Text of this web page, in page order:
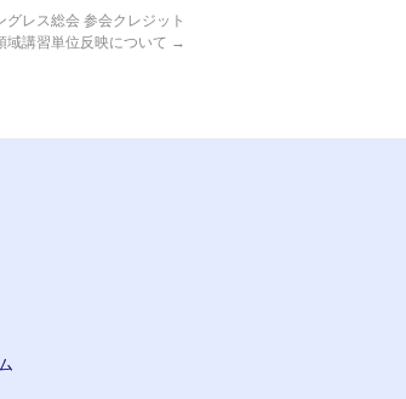
グレス総会 参会クレジット
域講習単位反映について →